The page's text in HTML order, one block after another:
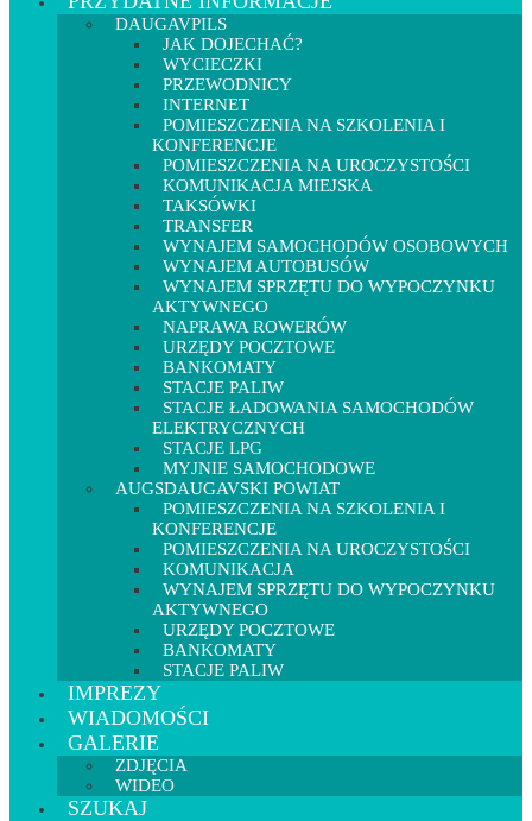
DAUGAVPILS
JAK DOJECHAĆ?
WYCIECZKI
PRZEWODNICY
INTERNET
POMIESZCZENIA NA SZKOLENIA I
KONFERENCJE
POMIESZCZENIA NA UROCZYSTOŚCI
KOMUNIKACJA MIEJSKA
TAKSÓWKI
TRANSFER
WYNAJEM SAMOCHODÓW OSOBOWYCH
WYNAJEM AUTOBUSÓW
WYNAJEM SPRZĘTU DO WYPOCZYNKU
AKTYWNEGO
NAPRAWA ROWERÓW
URZĘDY POCZTOWE
BANKOMATY
STACJE PALIW
STACJE ŁADOWANIA SAMOCHODÓW
ELEKTRYCZNYCH
STACJE LPG
MYJNIE SAMOCHODOWE
AUGSDAUGAVSKI POWIAT
POMIESZCZENIA NA SZKOLENIA I
KONFERENCJE
POMIESZCZENIA NA UROCZYSTOŚCI
KOMUNIKACJA
WYNAJEM SPRZĘTU DO WYPOCZYNKU
AKTYWNEGO
URZĘDY POCZTOWE
BANKOMATY
STACJE PALIW
IMPREZY
WIADOMOŚCI
GALERIE
ZDJĘCIA
WIDEO
SZUKAJ